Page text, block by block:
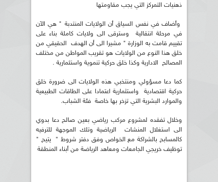
ذهنيات التمركز التي يجب مقاومتها
وأضاف في نفس السياق أن الولايات المنتدبة " هي الآن
في مرحلة انتقالية وسترقى الى ولايات كاملة بناء على
تقييم قامت به الوزارة " مشيرا الى أن الهدف الحقيقي من
خلق هذا النوع من الولايات هو تقريب المواطن من مختلف
المصالح الادارية وكذا خلق حركية تنموية واستثمارية .
كما دعا مسؤولي ومنتخبي هذه الولايات الى ضرورة خلق
حركية اقتصادية واستثمارية اعتمادا على الطاقات الطبيعية
والموارد البشرية التي تزخر بها خاصة فئة الشباب.
وخلال تفقده لمشروع مركب رياضي بعين صالح دعا بدوي
الى استغلال المنشات الرياضية وتلك الموجهة للترفيه
كالمسابح بالشراكة مع الخواص وفق دفتر شروط " يتيح "
توظيف خريجي الجامعات ومعاهد الرياضة من أبناء المنطقة